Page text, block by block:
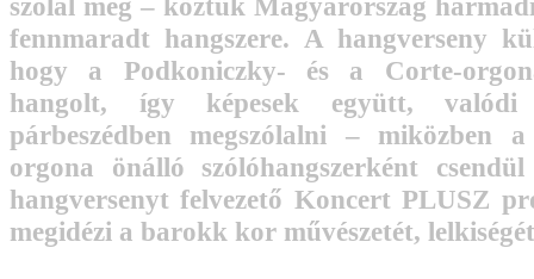
fennmaradt hangszere. A hangverseny
hogy a Podkoniczky- és a Corte-
hangolt, így képesek együtt, valódi
párbeszédben megszólalni – miközben
orgona önálló szólóhangszerként
hangversenyt felvezető Koncert PLUSZ
megidézi a barokk kor művészetét,